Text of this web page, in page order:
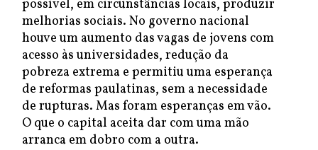
possível, em circunstâncias locais, produzir
melhorias sociais. No governo nacional
houve um aumento das vagas de jovens com
acesso às universidades, redução da
pobreza extrema e permitiu uma esperança
de reformas paulatinas, sem a necessidade
de rupturas. Mas foram esperanças em vão.
O que o capital aceita dar com uma mão
arranca em dobro com a outra.